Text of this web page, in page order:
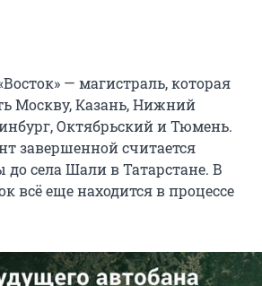
— магистраль, которая
Москву, Казань, Нижний
Октябрьский и Тюмень.
завершенной считается
до села Шали в Татарстане. В
всё еще находится в процессе